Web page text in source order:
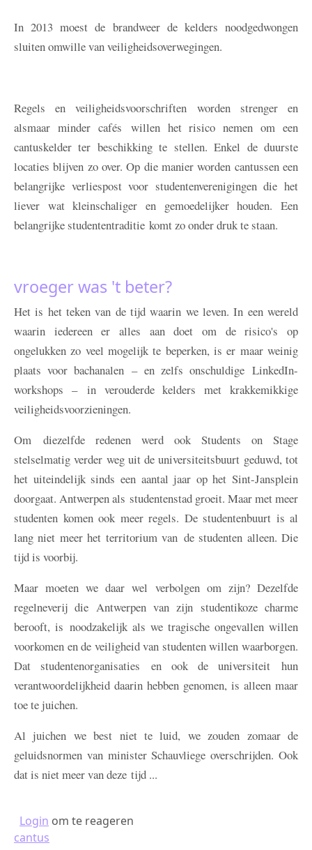
In 2013 moest de brandweer de kelders noodgedwongen
sluiten omwille van veiligheidsoverwegingen.
Regels en veiligheidsvoorschriften worden strenger en
alsmaar minder cafés willen het risico nemen om een
cantuskelder ter beschikking te stellen. Enkel de duurste
locaties blijven zo over. Op die manier worden cantussen een
belangrijke verliespost voor studentenverenigingen die het
liever wat kleinschaliger en gemoedelijker houden. Een
belangrijke studententraditie komt zo onder druk te staan.
vroeger was 't beter?
Het is het teken van de tijd waarin we leven. In een wereld
waarin iedereen er alles aan doet om de risico's op
ongelukken zo veel mogelijk te beperken, is er maar weinig
plaats voor bachanalen – en zelfs onschuldige LinkedIn-
workshops – in verouderde kelders met krakkemikkige
veiligheidsvoorzieningen.
Om diezelfde redenen werd ook Students on Stage
stelselmatig verder weg uit de universiteitsbuurt geduwd, tot
het uiteindelijk sinds een aantal jaar op het Sint-Jansplein
doorgaat. Antwerpen als studentenstad groeit. Maar met meer
studenten komen ook meer regels. De studentenbuurt is al
lang niet meer het territorium van de studenten alleen. Die
tijd is voorbij.
Maar moeten we daar wel verbolgen om zijn? Dezelfde
regelneverij die Antwerpen van zijn studentikoze charme
berooft, is noodzakelijk als we tragische ongevallen willen
voorkomen en de veiligheid van studenten willen waarborgen.
Dat studentenorganisaties en ook de universiteit hun
verantwoordelijkheid daarin hebben genomen, is alleen maar
toe te juichen.
Al juichen we best niet te luid, we zouden zomaar de
geluidsnormen van minister Schauvliege overschrijden. Ook
dat is niet meer van deze tijd ...
Login om te reageren
cantus